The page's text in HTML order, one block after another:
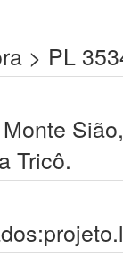
> PL
Tricô.